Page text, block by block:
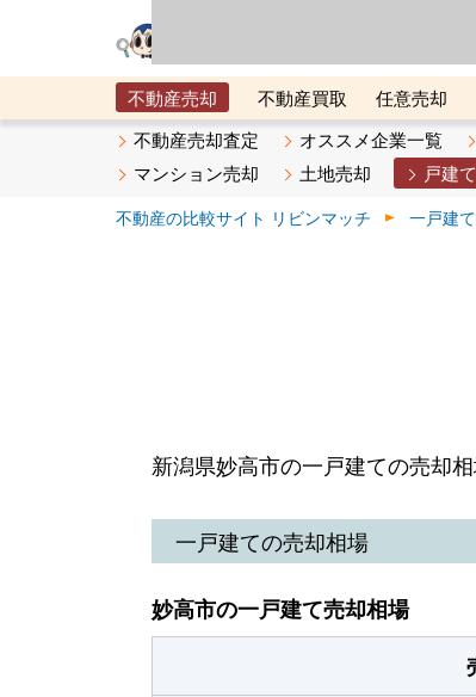
不動産売却 不動産買取 任意売却
メタ住宅展示場
ベスト不動産カンパニー
不動産売却査定 オススメ企業一覧
マンション売却
土地売却 戸建
不動産の比較サイト リビンマッチ 一戸建
新潟県妙高市の一戸建ての売却
一戸建ての売却相場
妙高市の一戸建て売却相場